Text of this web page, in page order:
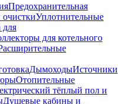
Предохранительная
Уплотнительные
для
для котельного
ДымоходыИсточники
Отопительные
тёплый пол и
Душевые кабины и